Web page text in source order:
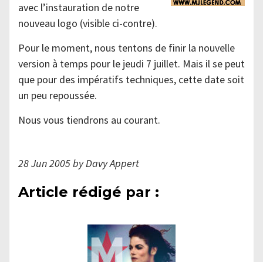
avec l’instauration de notre
nouveau logo (visible ci-contre).
Pour le moment, nous tentons de finir la nouvelle
version à temps pour le jeudi 7 juillet. Mais il se peut
que pour des impératifs techniques, cette date soit
un peu repoussée.
Nous vous tiendrons au courant.
28 Jun 2005 by Davy Appert
Article rédigé par :